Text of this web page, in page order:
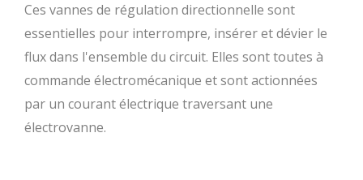
Ces vannes de régulation directionnelle sont
essentielles pour interrompre, insérer et dévier le
flux dans l'ensemble du circuit. Elles sont toutes à
commande électromécanique et sont actionnées
par un courant électrique traversant une
électrovanne.